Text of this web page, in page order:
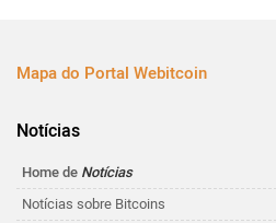
Mapa do Portal Webitcoin
Notícias
Home de Notícias
Notícias sobre Bitcoins